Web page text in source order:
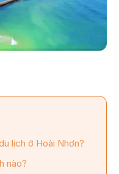
lịch ở Hoài Nhơn?
nào?